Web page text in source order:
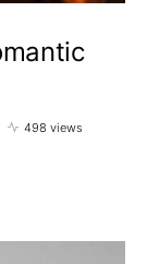
498 views